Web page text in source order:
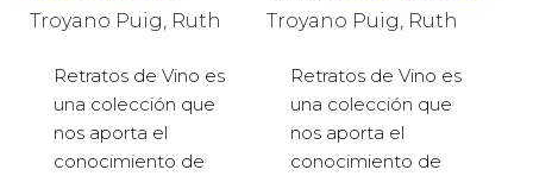
Troyano Puig, Ruth
Retratos de Vino es
una colección que
nos aporta el
conocimiento de
Troyano Puig, Ruth
Retratos de Vino es
una colección que
nos aporta el
conocimiento de